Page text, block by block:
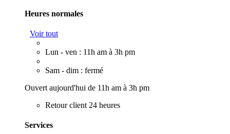
Heures normales
Voir tout
Lun - ven : 11h am à 3h pm
Sam - dim : fermé
Ouvert aujourd'hui de 11h am à 3h pm
Retour client 24 heures
Services